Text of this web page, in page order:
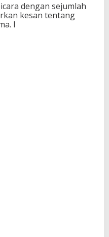
dengan sejumlah
kesan tentang
I